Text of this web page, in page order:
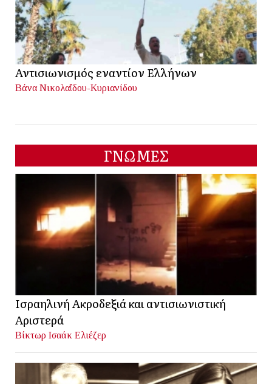
Αντισιωνισμός εναντίον Ελλήνων
Βάνα Νικολαΐδου-Κυριανίδου
ΓΝΩΜΕΣ
Ισραηλινή Ακροδεξιά και αντισιωνιστική
Αριστερά
Βίκτωρ Ισαάκ Ελιέζερ